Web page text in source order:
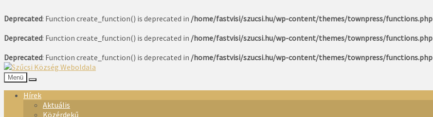
Deprecated: Function create_function() is deprecated in /home/fastvisi/szucsi.hu/wp-content/themes/townpress/functions.php
Deprecated: Function create_function() is deprecated in /home/fastvisi/szucsi.hu/wp-content/themes/townpress/functions.php
Deprecated: Function create_function() is deprecated in /home/fastvisi/szucsi.hu/wp-content/themes/townpress/functions.php
Menü
Hírek
Aktuális
Közérdekű